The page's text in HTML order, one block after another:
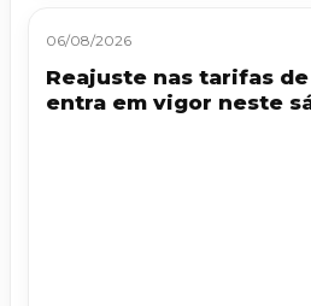
06/08/2026
Reajuste nas tarifas
entra em vigor neste